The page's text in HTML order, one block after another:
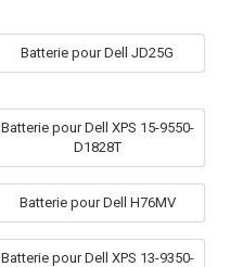
Batterie pour Dell JD25G
Batterie pour Dell XPS 15-9550-
D1828T
Batterie pour Dell H76MV
Batterie pour Dell XPS 13-9350-